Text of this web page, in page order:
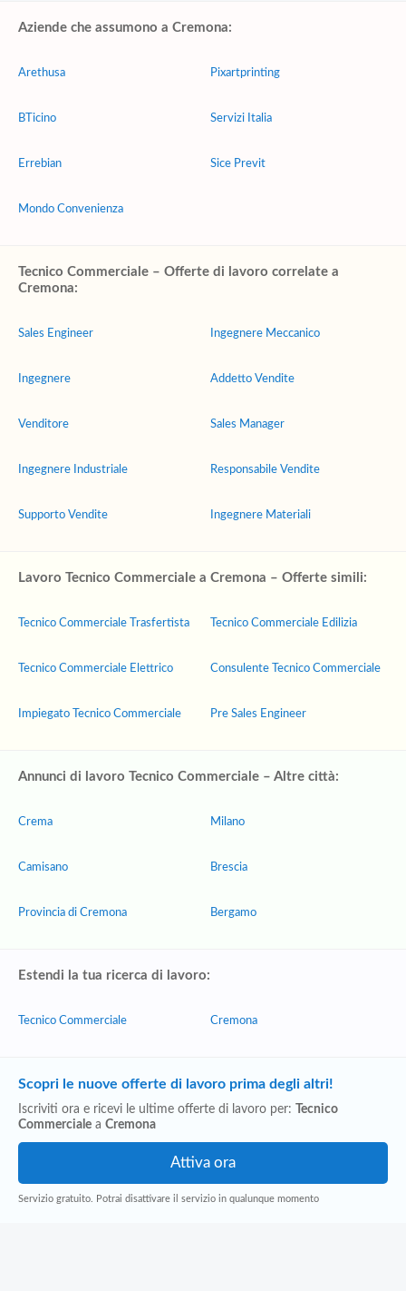
Aziende che assumono a Cremona:
Arethusa
BTicino
Errebian
Mondo Convenienza
Pixartprinting
Servizi Italia
Sice Previt
Tecnico Commerciale – Offerte di lavoro correlate a
Cremona:
Sales Engineer
Ingegnere
Venditore
Ingegnere Industriale
Supporto Vendite
Ingegnere Meccanico
Addetto Vendite
Sales Manager
Responsabile Vendite
Ingegnere Materiali
Lavoro Tecnico Commerciale a Cremona – Offerte simili:
Tecnico Commerciale Trasfertista
Tecnico Commerciale Elettrico
Impiegato Tecnico Commerciale
Tecnico Commerciale Edilizia
Consulente Tecnico Commerciale
Pre Sales Engineer
Annunci di lavoro Tecnico Commerciale – Altre città:
Crema
Camisano
Provincia di Cremona
Milano
Brescia
Bergamo
Estendi la tua ricerca di lavoro:
Tecnico Commerciale Cremona
Scopri le nuove offerte di lavoro prima degli altri!
Iscriviti ora e ricevi le ultime offerte di lavoro per:
Tecnico
Commerciale a Cremona
Servizio gratuito. Potrai disattivare il servizio in qualunque momento